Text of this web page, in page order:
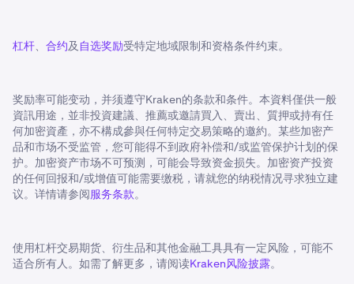
杠杆、 合约及 自选奖励受特定地域限制和资格条件约束。
奖励率可能变动，并须遵守Kraken的条款和条件。本資料僅供一般
資訊用途，並非投資建議、推薦或邀請買入、賣出、質押或持有任
何加密資產，亦不構成參與任何特定交易策略的邀約。某些加密产
品和市场不受监管，您可能得不到政府补偿和/或监管保护计划的保
护。加密资产市场不可预测，可能会导致资金损失。加密资产投资
的任何回报和/或增值可能需要缴税，请就您的纳税情况寻求独立建
议。详情请参阅服务条款。
使用杠杆交易期货、衍生品和其他金融工具具有一定风险，可能不
适合所有人。如需了解更多，请阅读Kraken风险披露。